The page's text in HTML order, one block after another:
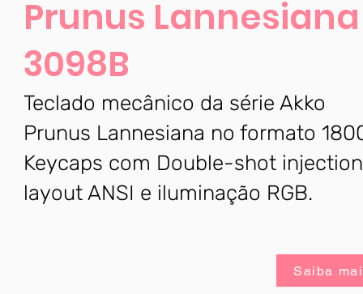
Prunus Lannesiana
3098B
Teclado mecânico da série Akko
Prunus Lannesiana no formato
Keycaps com Double-shot
layout ANSI e iluminação RGB.
Saiba